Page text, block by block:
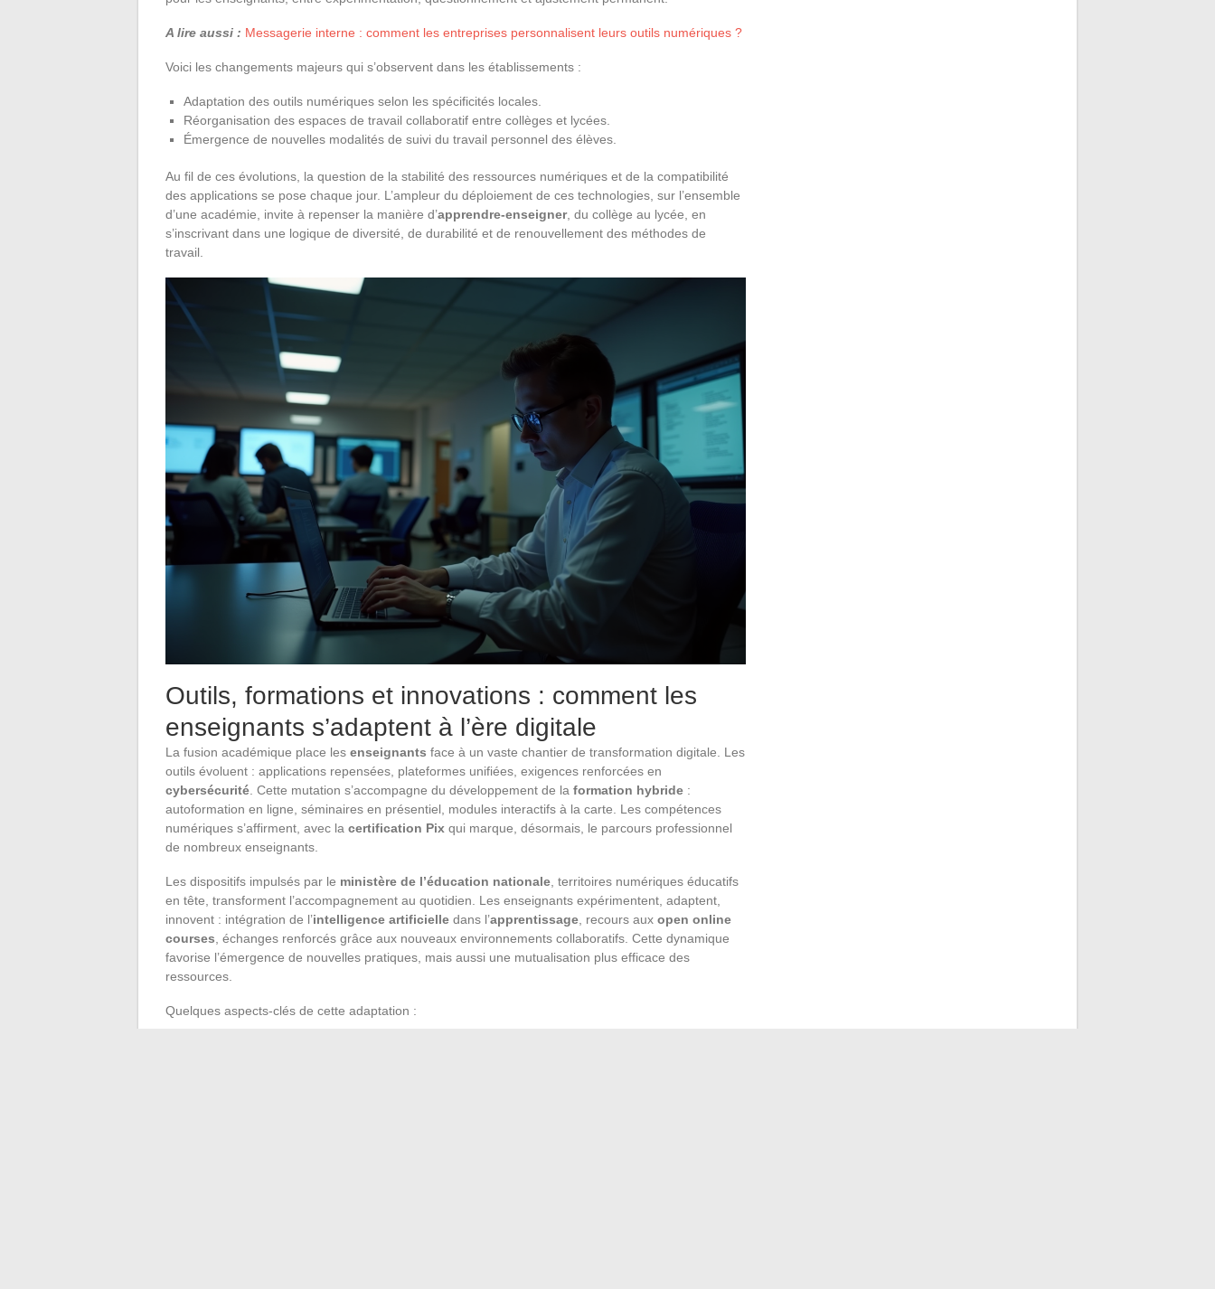
A lire aussi : Messagerie interne : comment les entreprises personnalisent leurs outils numériques ?
Voici les changements majeurs qui s’observent dans les établissements :
Adaptation des outils numériques selon les spécificités locales.
Réorganisation des espaces de travail collaboratif entre collèges et lycées.
Émergence de nouvelles modalités de suivi du travail personnel des élèves.
Au fil de ces évolutions, la question de la stabilité des ressources numériques et de la compatibilité
des applications se pose chaque jour. L’ampleur du déploiement de ces technologies, sur l’ensemble
d’une académie, invite à repenser la manière d’apprendre-enseigner, du collège au lycée, en
s’inscrivant dans une logique de diversité, de durabilité et de renouvellement des méthodes de
travail.
Outils, formations et innovations : comment les
enseignants s’adaptent à l’ère digitale
La fusion académique place les enseignants face à un vaste chantier de transformation digitale. Les
outils évoluent : applications repensées, plateformes unifiées, exigences renforcées en
cybersécurité . Cette mutation s’accompagne du développement de la formation hybride :
autoformation en ligne, séminaires en présentiel, modules interactifs à la carte. Les compétences
numériques s’affirment, avec la certification Pix qui marque, désormais, le parcours professionnel
de nombreux enseignants.
Les dispositifs impulsés par le ministère de l’éducation nationale , territoires numériques éducatifs
en tête, transforment l’accompagnement au quotidien. Les enseignants expérimentent, adaptent,
innovent : intégration de l’intelligence artificielle dans l’apprentissage , recours aux open online
courses , échanges renforcés grâce aux nouveaux environnements collaboratifs. Cette dynamique
favorise l’émergence de nouvelles pratiques, mais aussi une mutualisation plus efficace des
ressources.
Quelques aspects-clés de cette adaptation :